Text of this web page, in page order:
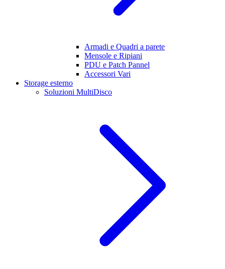
Armadi e Quadri a parete
Mensole e Ripiani
PDU e Patch Pannel
Accessori Vari
Storage esterno
Soluzioni MultiDisco